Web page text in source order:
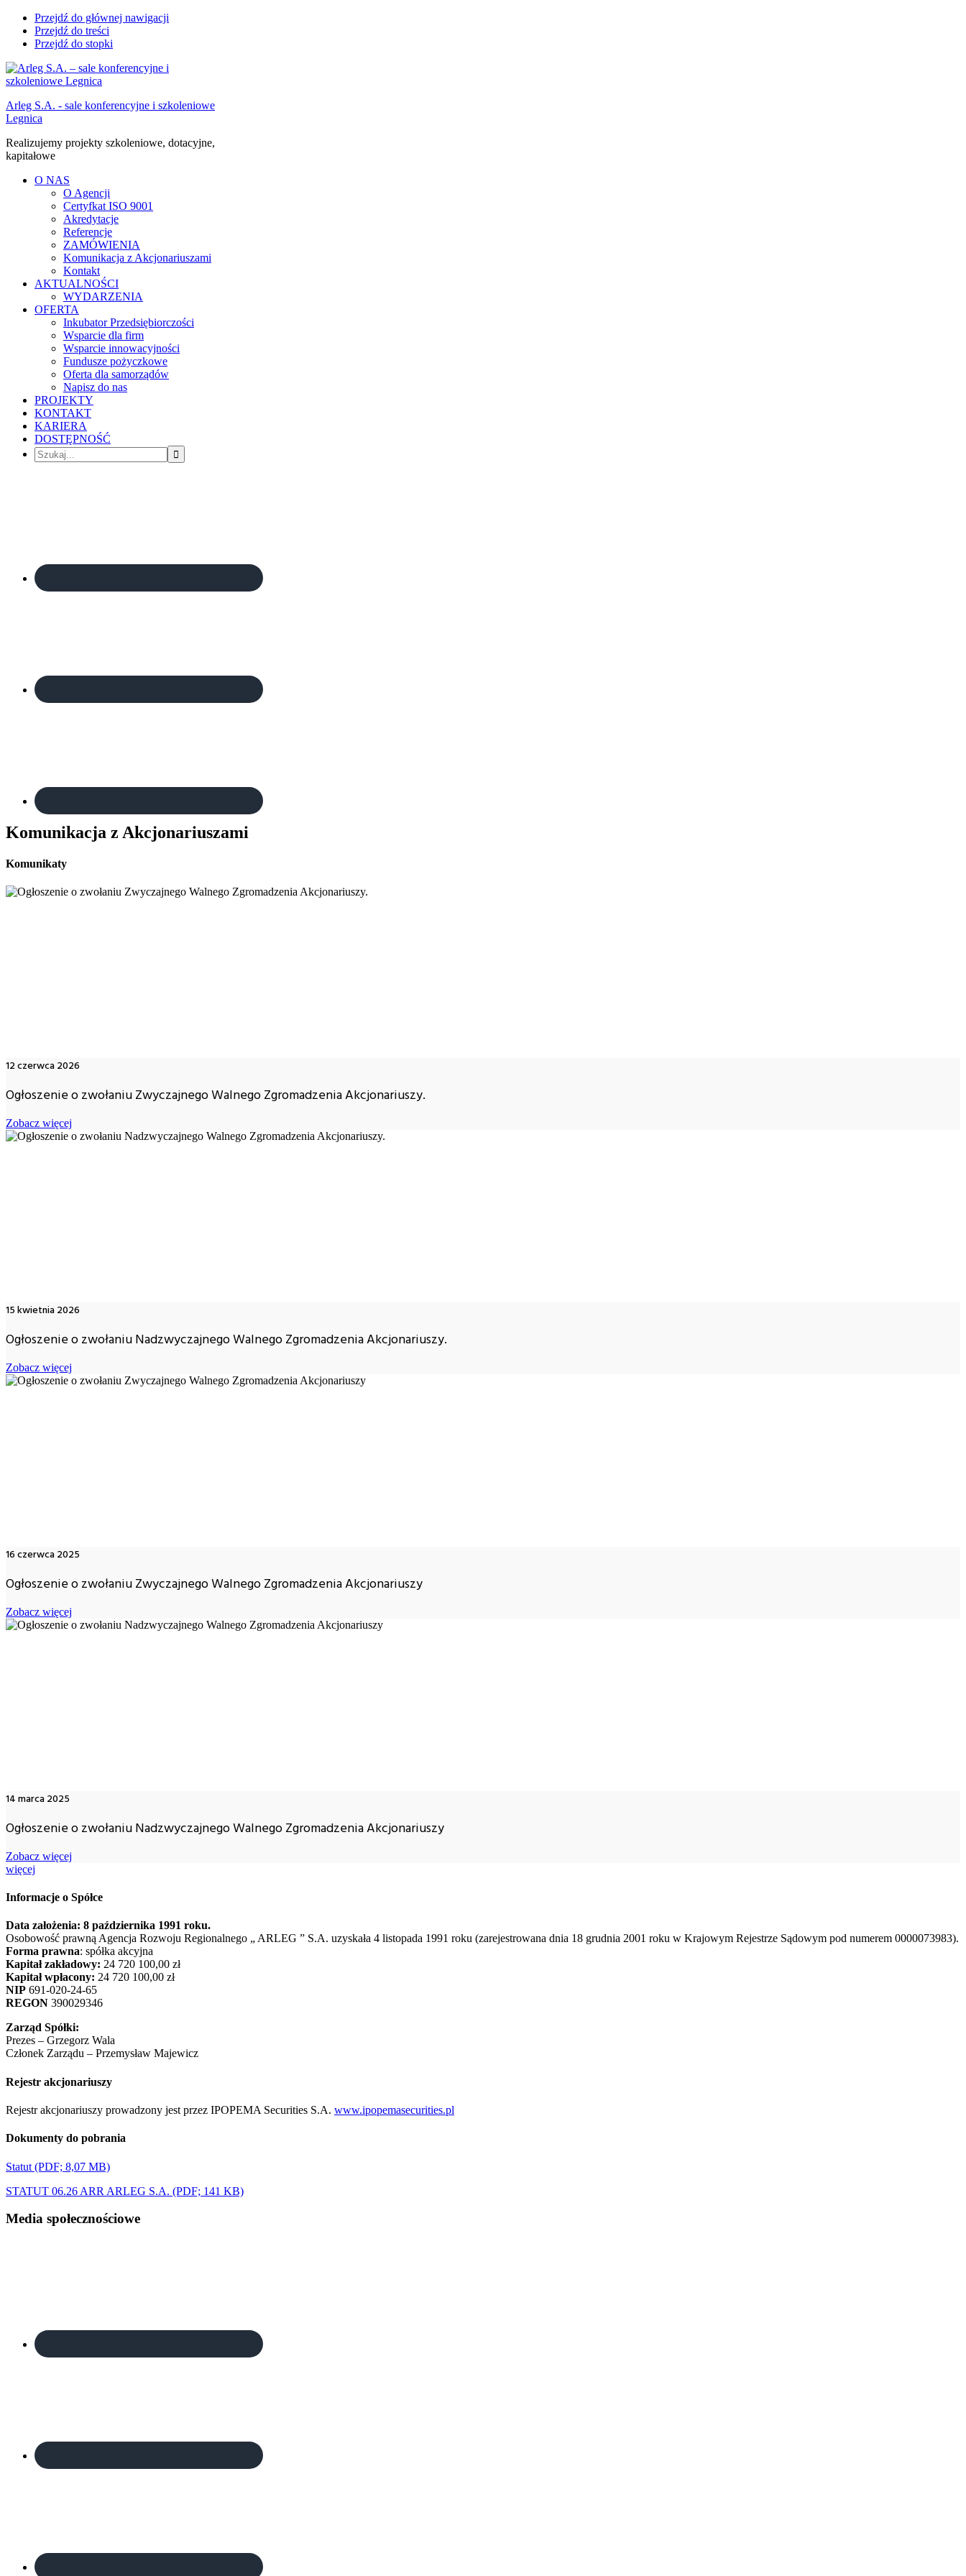
Przejdź do głównej nawigacji
Przejdź do treści
Przejdź do stopki
Arleg S.A. - sale konferencyjne i szkoleniowe
Legnica
Realizujemy projekty szkoleniowe, dotacyjne,
kapitałowe
O NAS
O Agencji
Certyfkat ISO 9001
Akredytacje
Referencje
ZAMÓWIENIA
Komunikacja z Akcjonariuszami
Kontakt
AKTUALNOŚCI
WYDARZENIA
OFERTA
Inkubator Przedsiębiorczości
Wsparcie dla firm
Wsparcie innowacyjności
Fundusze pożyczkowe
Oferta dla samorządów
Napisz do nas
PROJEKTY
KONTAKT
KARIERA
DOSTĘPNOŚĆ
Szukaj...
Komunikacja z Akcjonariuszami
Komunikaty
12 czerwca 2026
Ogłoszenie o zwołaniu Zwyczajnego Walnego Zgromadzenia Akcjonariuszy.
Zobacz więcej
15 kwietnia 2026
Ogłoszenie o zwołaniu Nadzwyczajnego Walnego Zgromadzenia Akcjonariuszy.
Zobacz więcej
16 czerwca 2025
Ogłoszenie o zwołaniu Zwyczajnego Walnego Zgromadzenia Akcjonariuszy
Zobacz więcej
14 marca 2025
Ogłoszenie o zwołaniu Nadzwyczajnego Walnego Zgromadzenia Akcjonariuszy
Zobacz więcej
więcej
Informacje o Spółce
Data założenia: 8 października 1991 roku.
Osobowość prawną Agencja Rozwoju Regionalnego „ ARLEG ” S.A. uzyskała 4 listopada 1991 roku (zarejestrowana dnia 18 grudnia 2001 roku w Krajowym Rejestrze Sądowym pod numerem 0000073983).
Forma prawna: spółka akcyjna
Kapitał zakładowy: 24 720 100,00 zł
Kapitał wpłacony: 24 720 100,00 zł
NIP 691-020-24-65
REGON 390029346
Zarząd Spółki:
Prezes – Grzegorz Wala
Członek Zarządu – Przemysław Majewicz
Rejestr akcjonariuszy
Rejestr akcjonariuszy prowadzony jest przez IPOPEMA Securities S.A. www.ipopemasecurities.pl
Dokumenty do pobrania
Statut (PDF; 8,07 MB)
STATUT 06.26 ARR ARLEG S.A. (PDF; 141 KB)
Footer
Media społecznościowe